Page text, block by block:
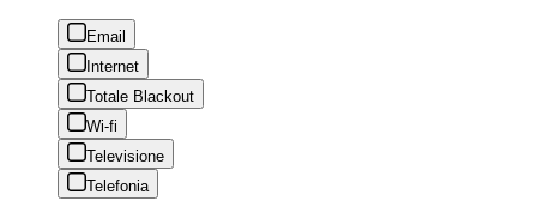
Email
Internet
Totale Blackout
Wi-fi
Televisione
Telefonia